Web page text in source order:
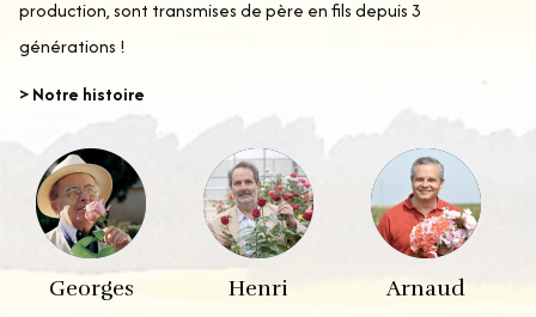
production, sont transmises de père en fils depuis 3
générations !
> Notre histoire
Georges Henri Arnaud